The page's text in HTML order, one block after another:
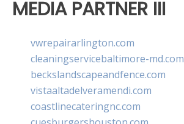
MEDIA PARTNER III
vwrepairarlington.com
cleaningservicebaltimore-md.com
beckslandscapeandfence.com
vistaaltadelveramendi.com
coastlinecateringnc.com